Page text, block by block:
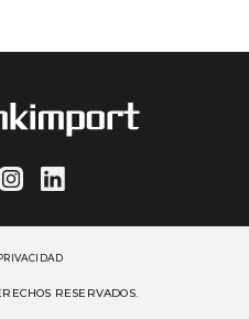
RESERVADOS.